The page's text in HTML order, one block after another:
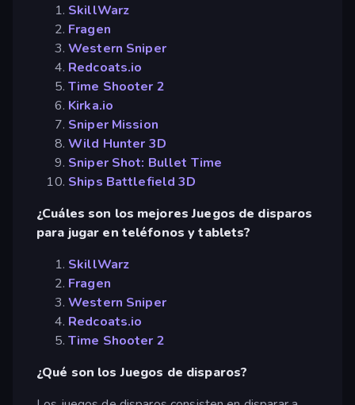
SkillWarz
Fragen
Western Sniper
Redcoats.io
Time Shooter 2
Kirka.io
Sniper Mission
Wild Hunter 3D
Sniper Shot: Bullet Time
Ships Battlefield 3D
¿Cuáles son los mejores Juegos de disparos
para jugar en teléfonos y tablets?
SkillWarz
Fragen
Western Sniper
Redcoats.io
Time Shooter 2
¿Qué son los Juegos de disparos?